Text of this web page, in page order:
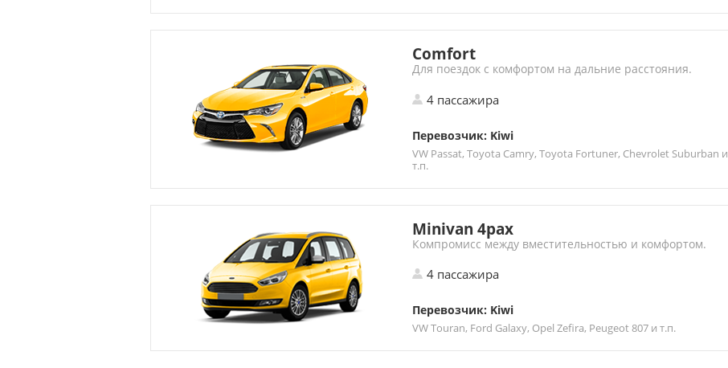
Comfort
Для поездок с комфортом на дальние расстояния.
4 пассажира
Перевозчик: Kiwi
VW Passat, Toyota Camry, Toyota Fortuner, Chevrolet Suburban и
т.п.
Minivan 4pax
Компромисс между вместительностью и комфортом.
4 пассажира
Перевозчик: Kiwi
VW Touran, Ford Galaxy, Opel Zefira, Peugeot 807 и т.п.